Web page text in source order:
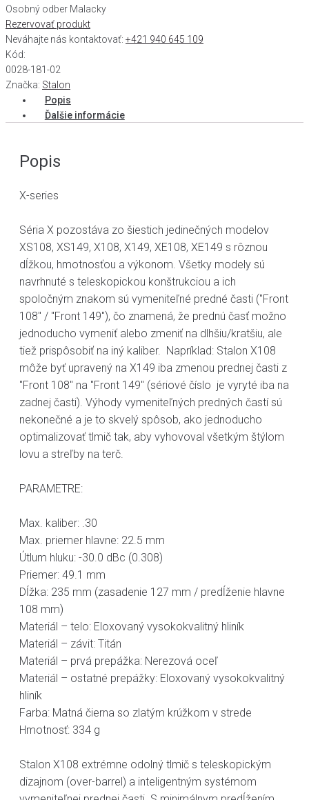
Osobný odber Malacky
Rezervovať produkt
Neváhajte nás kontaktovať: +421 940 645 109
Kód:
0028-181-02
Značka: Stalon
Popis
Ďalšie informácie
Popis
X-series
Séria X pozostáva zo šiestich jedinečných modelov
XS108, XS149, X108, X149, XE108, XE149 s rôznou
dĺžkou, hmotnosťou a výkonom. Všetky modely sú
navrhnuté s teleskopickou konštrukciou a ich
spoločným znakom sú vymeniteľné predné časti ("Front
108" / "Front 149"), čo znamená, že prednú časť možno
jednoducho vymeniť alebo zmeniť na dlhšiu/kratšiu, ale
tiež prispôsobiť na iný kaliber. Napríklad: Stalon X108
môže byť upravený na X149 iba zmenou prednej časti z
"Front 108" na "Front 149" (sériové číslo je vyryté iba na
zadnej časti). Výhody vymeniteľných predných častí sú
nekonečné a je to skvelý spôsob, ako jednoducho
optimalizovať tlmič tak, aby vyhovoval všetkým štýlom
lovu a streľby na terč.
PARAMETRE:
Max. kaliber: .30
Max. priemer hlavne: 22.5 mm
Útlum hluku: -30.0 dBc (0.308)
Priemer: 49.1 mm
Dĺžka: 235 mm (zasadenie 127 mm / predĺženie hlavne
108 mm)
Materiál – telo: Eloxovaný vysokokvalitný hliník
Materiál – závit: Titán
Materiál – prvá prepážka: Nerezová oceľ
Materiál – ostatné prepážky: Eloxovaný vysokokvalitný
hliník
Farba: Matná čierna so zlatým krúžkom v strede
Hmotnosť: 334 g
Stalon X108 extrémne odolný tlmič s teleskopickým
dizajnom (over-barrel) a inteligentným systémom